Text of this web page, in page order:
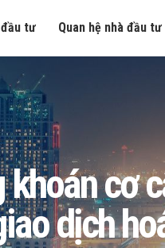
tư Quan hệ nhà đầu tư
cơ
dịch